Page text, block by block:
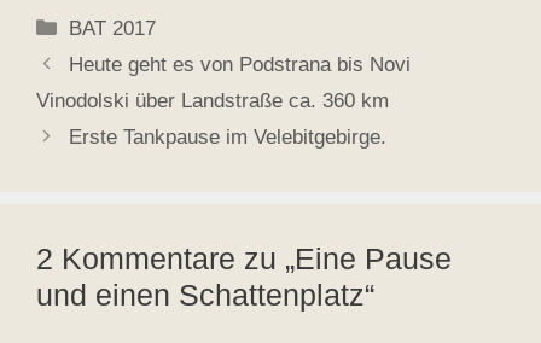
Kategorien
BAT 2017
Heute geht es von Podstrana bis Novi
Vinodolski über Landstraße ca. 360 km
Erste Tankpause im Velebitgebirge.
2 Kommentare zu „Eine Pause
und einen Schattenplatz“